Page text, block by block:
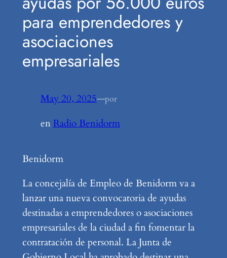
para emprendedores y
asociaciones
empresariales
May 20, 2025—por
en Radio Benidorm
Benidorm
La concejalía de Empleo de Benidorm va a
lanzar una nueva convocatoria de ayudas
destinadas a emprendedores o asociaciones
empresariales de la ciudad a fin fomentar la
contratación de personal. La Junta de